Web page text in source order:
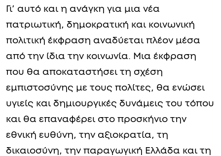
Γι’ αυτό και η ανάγκη για μια νέα
πατριωτική, δημοκρατική και κοινωνική
πολιτική έκφραση αναδύεται πλέον μέσα
από την ίδια την κοινωνία. Μια έκφραση
που θα αποκαταστήσει τη σχέση
εμπιστοσύνης με τους πολίτες, θα ενώσει
υγιείς και δημιουργικές δυνάμεις του τόπου
και θα επαναφέρει στο προσκήνιο την
εθνική ευθύνη, την αξιοκρατία, τη
δικαιοσύνη, την παραγωγική Ελλάδα και τη